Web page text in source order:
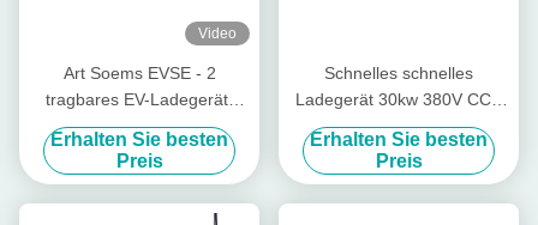
Video
Art Soems EVSE - 2
tragbares EV-Ladegerät-
einphasiges 5 Meter Kabel-
Erhalten Sie besten
Preis
Schnelles schnelles
Ladegerät 30kw 380V CCS
tragbares Ladegerät DCs
Chademo
Erhalten Sie besten
Preis